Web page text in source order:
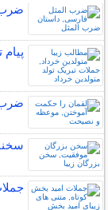
ضرب
ضرب